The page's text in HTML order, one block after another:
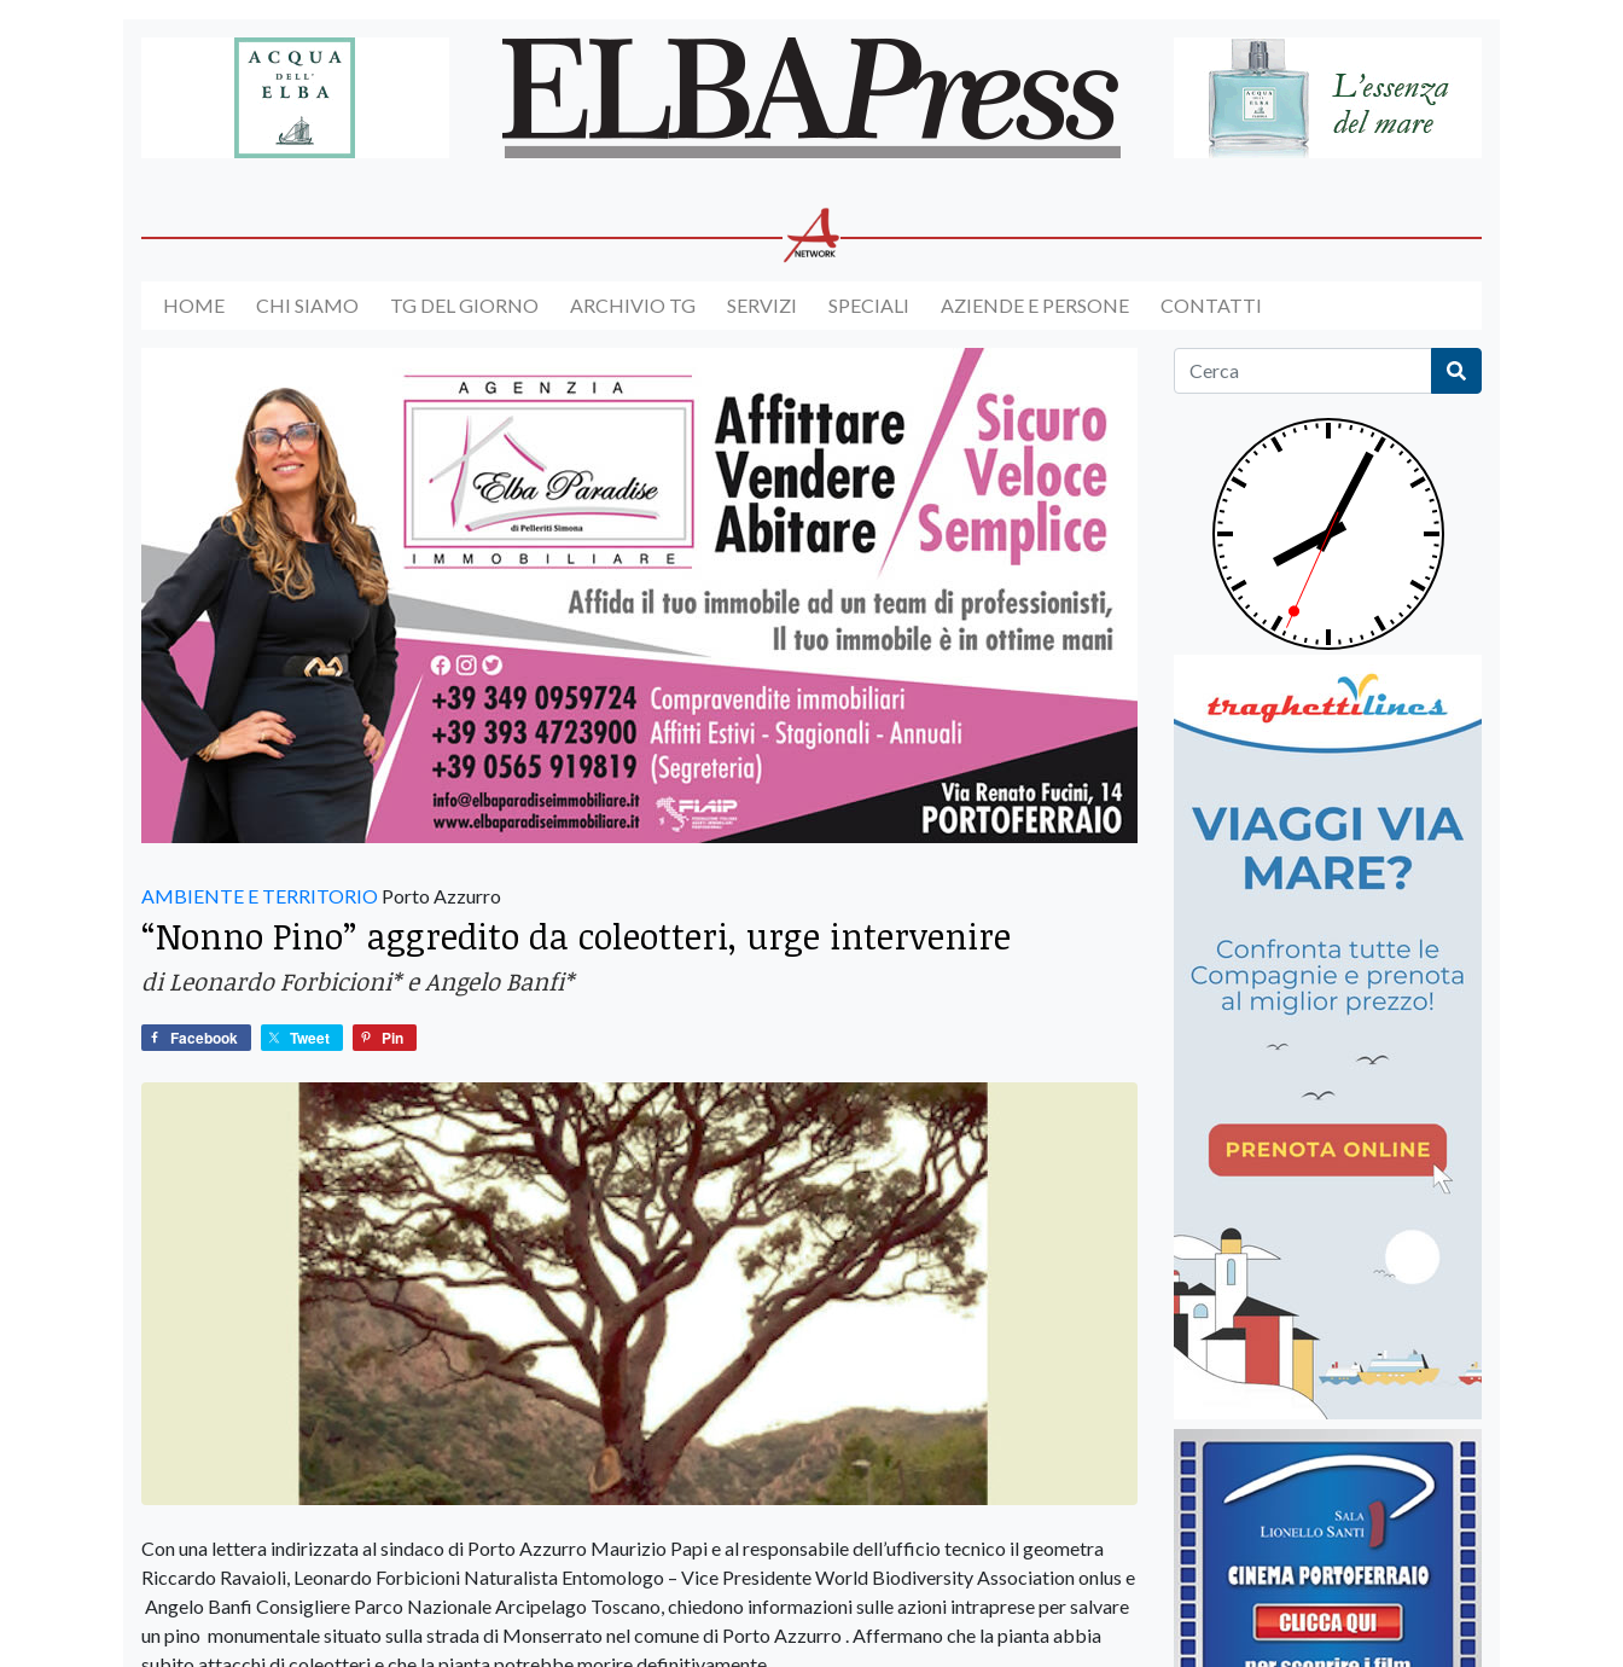
HOME CHI SIAMO TG DEL GIORNO ARCHIVIO TG SERVIZI SPECIALI AZIENDE E PERSONE CONTATTI
AMBIENTE E TERRITORIO Porto Azzurro
“Nonno Pino” aggredito da coleotteri, urge intervenire
di Leonardo Forbicioni* e Angelo Banfi*
Facebook Tweet Pin
Con una lettera indirizzata al sindaco di Porto Azzurro Maurizio Papi e al responsabile dell’ufficio tecnico il geometra
Riccardo Ravaioli, Leonardo Forbicioni Naturalista Entomologo – Vice Presidente World Biodiversity Association onlus e
Angelo Banfi Consigliere Parco Nazionale Arcipelago Toscano, chiedono informazioni sulle azioni intraprese per salvare
un pino monumentale situato sulla strada di Monserrato nel comune di Porto Azzurro . Affermano che la pianta abbia